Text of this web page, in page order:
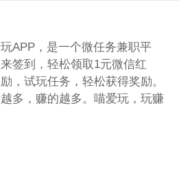
APP，是一个微任务兼职平
签到，轻松领取1元微信红
，试玩任务，轻松获得奖励。
多，赚的越多。喵爱玩，玩赚